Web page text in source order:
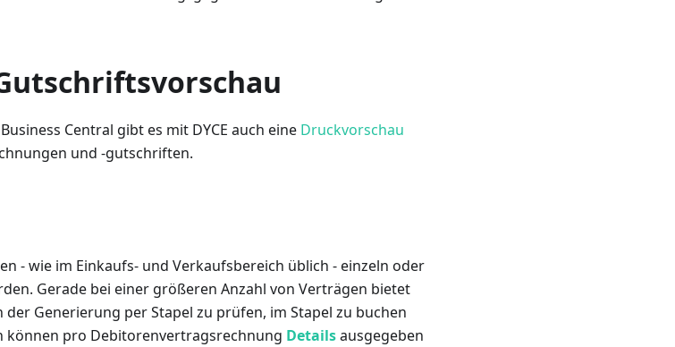
Central gibt es mit DYCE auch eine Druckvorschau
und -gutschriften.
- wie im Einkaufs- und Verkaufsbereich üblich - einzeln oder
Gerade bei einer größeren Anzahl von Verträgen bietet
der Generierung per Stapel zu prüfen, im Stapel zu buchen
können pro Debitorenvertragsrechnung Detailsausgegeben